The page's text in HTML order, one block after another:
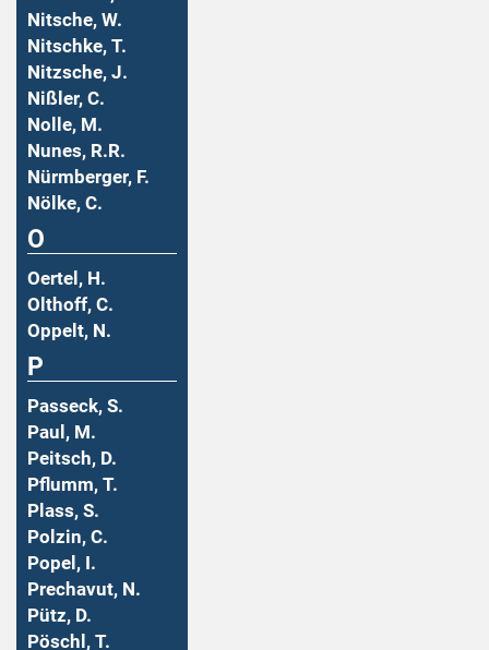
Nitsche, W.
Nitschke, T.
Nitzsche, J.
Nißler, C.
Nolle, M.
Nunes, R.R.
Nürmberger, F.
Nölke, C.
O
Oertel, H.
Olthoff, C.
Oppelt, N.
P
Passeck, S.
Paul, M.
Peitsch, D.
Pflumm, T.
Plass, S.
Polzin, C.
Popel, I.
Prechavut, N.
Pütz, D.
Pöschl, T.